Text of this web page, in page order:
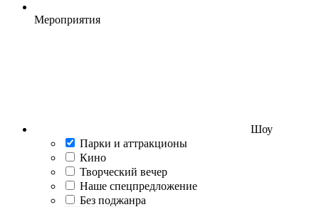
Мероприятия
Шоу
Парки и аттракционы
Кино
Творческий вечер
Наше спецпредложение
Без поджанра